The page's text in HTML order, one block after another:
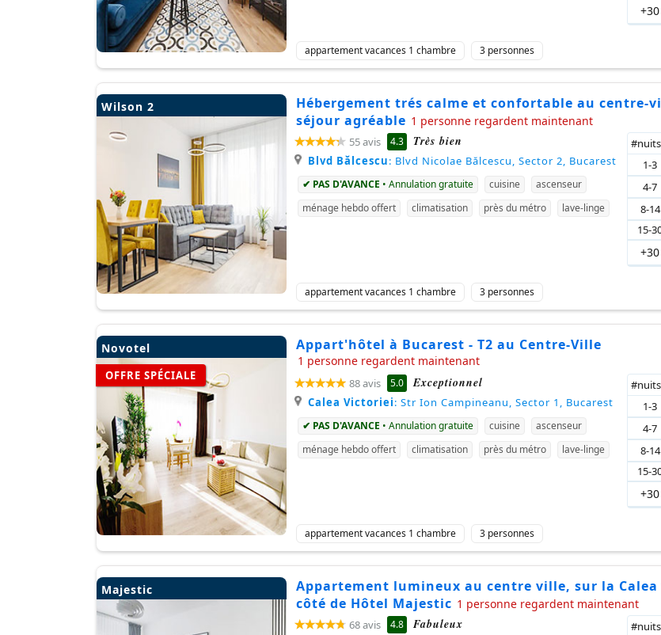
+30
appartement vacances 1 chambre 3 personnes
Wilson 2
Hébergement trés calme et confortable au centre-
séjour agréable 1 personne regardent maintenant
55 avis 4.3 Très bien
Blvd Bălcescu: Blvd Nicolae Bălcescu, Sector 2, Bucarest
✔ PAS D'AVANCE • Annulation gratuite cuisine
ascenseur
ménage hebdo offert
climatisation près du métro lave-linge
#nuits
1-3
4-7
8-14
15-
+30
appartement vacances 1 chambre 3 personnes
Novotel
OFFRE SPÉCIALE
Appart'hôtel à Bucarest - T2 au Centre-Ville
1 personne regardent maintenant
88 avis 5.0 Exceptionnel
Calea Victoriei: Str Ion Campineanu, Sector 1, Bucarest
✔ PAS D'AVANCE • Annulation gratuite cuisine
ascenseur
ménage hebdo offert
climatisation près du métro lave-linge
#nuits
1-3
4-7
8-14
15-
+30
appartement vacances 1 chambre 3 personnes
Majestic
Appartement lumineux au centre ville, sur la
côté de Hôtel Majestic 1 personne regardent maintenant
68 avis 4.8 Fabuleux #nuits